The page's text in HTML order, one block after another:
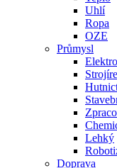
Uhlí
Ropa
OZE
Průmysl
Lehký
Doprava